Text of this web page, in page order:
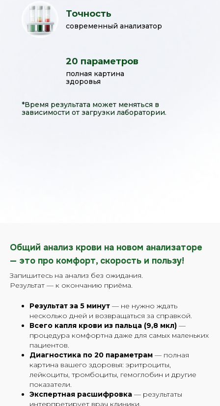
*Время результата может меняться в
зависимости от загрузки лаборатории.
Точность
современный анализатор
20 параметров
полная картина
здоровья
Общий анализ крови на новом анализаторе
— это про комфорт, скорость и пользу!
Запишитесь на анализ без ожидания.
Результат — к окончанию приёма.
Результат за 5 минут — не нужно ждать
несколько дней и возвращаться за справкой.
Всего капля крови из пальца (9,8 мкл) —
процедура комфортна даже для самых маленьких
пациентов.
Диагностика по 20 параметрам — полная
картина вашего здоровья: эритроциты,
лейкоциты, тромбоциты, гемоглобин и другие
показатели.
Экспертная расшифровка — результаты
интерпретирует врач клиники.